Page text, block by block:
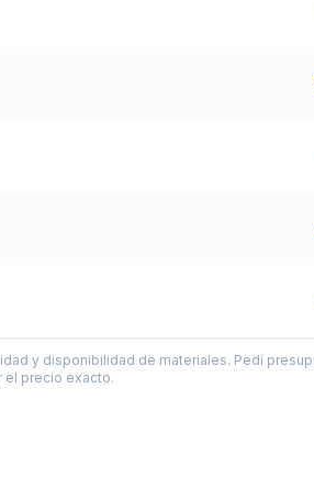
y disponibilidad de materiales. Pedí
el precio exacto.